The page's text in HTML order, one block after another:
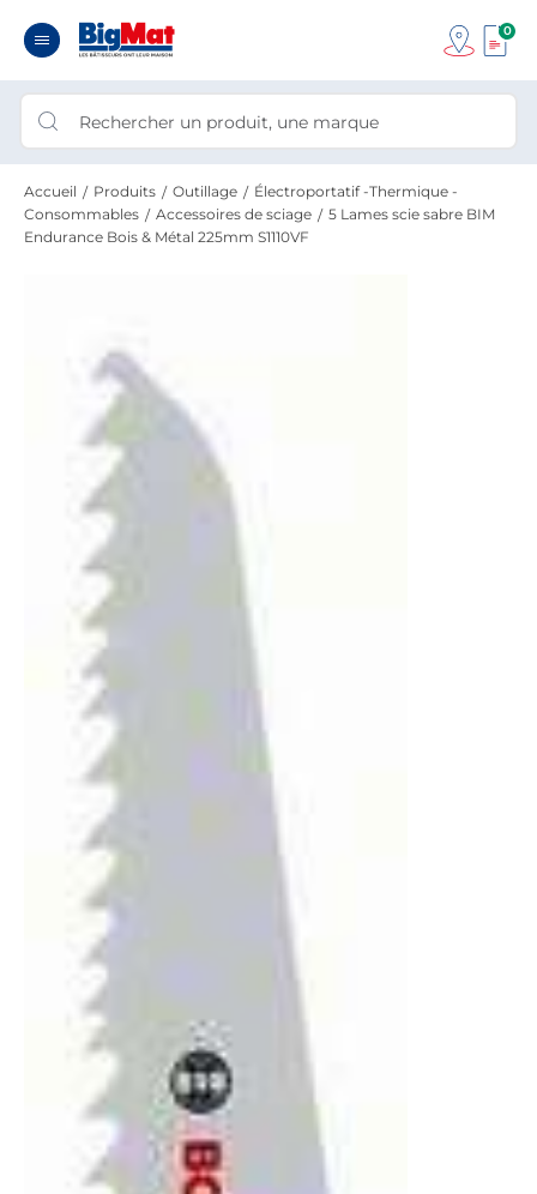
0
Accueil Produits Outillage
Électroportatif -Thermique -
Consommables
Accessoires de sciage
5 Lames scie sabre BIM
Endurance Bois & Métal 225mm S1110VF